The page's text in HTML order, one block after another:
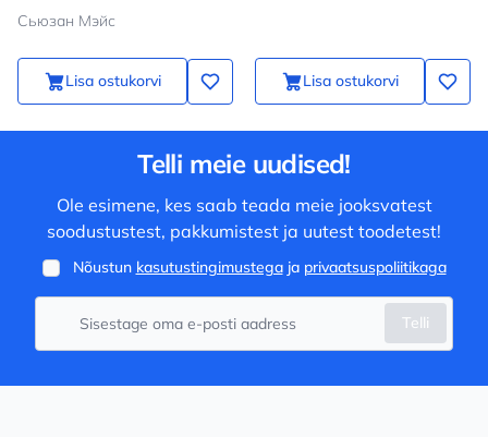
Сьюзан Мэйс
Lisa ostukorvi Lisa ostukorvi
Telli meie uudised!
Ole esimene, kes saab teada meie jooksvatest
soodustustest, pakkumistest ja uutest toodetest!
Nõustun kasutustingimustegaja privaatsuspoliitikaga
Telli